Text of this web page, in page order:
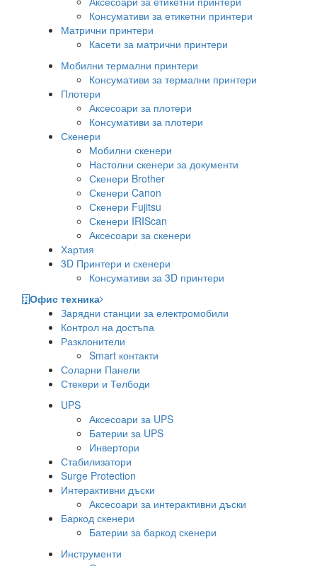
Консумативи за етикетни принтери
Матрични принтери
Касети за матрични принтери
Мобилни термални принтери
Консумативи за термални принтери
Плотери
Аксесоари за плотери
Консумативи за плотери
Скенери
Мобилни скенери
Настолни скенери за документи
Скенери Brother
Скенери Canon
Скенери Fujitsu
Скенери IRIScan
Аксесоари за скенери
Хартия
3D Принтери и скенери
Консумативи за 3D принтери
Офис техника
Зарядни станции за електромобили
Контрол на достъпа
Разклонители
Smart контакти
Соларни Панели
Стекери и Телбоди
UPS
Аксесоари за UPS
Батерии за UPS
Инвертори
Стабилизатори
Surge Protection
Интерактивни дъски
Аксесоари за интерактивни дъски
Баркод скенери
Батерии за баркод скенери
Инструменти